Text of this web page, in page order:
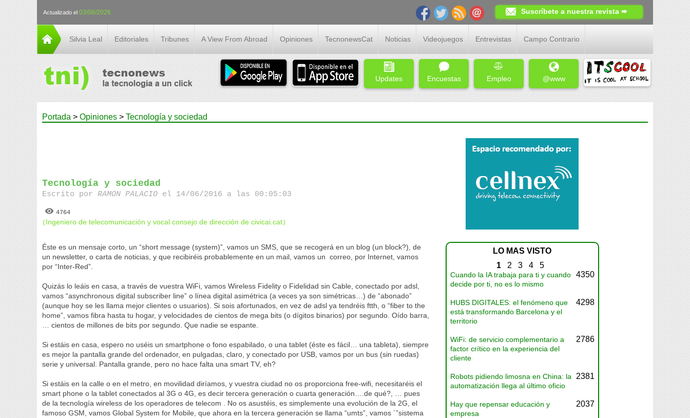
Actualizado el 03/08/2026 Suscríbete a nuestra revista ➨
Silvia Leal Editoriales Tribunes A View From Abroad Opiniones TecnonewsCat Noticias Videojuegos Entrevistas Campo Contrario
Updates Encuestas Empleo @www
Portada > Opiniones > Tecnología y sociedad
Tecnología y sociedad
Escrito porRAMON PALACIO el 14/06/2016 a las 00:05:03
4764
( Ingeniero de telecomunicación y vocal consejo de dirección de civicai.cat )
Éste es un mensaje corto, un “short message (system)”, vamos un SMS, que se recogerá en un blog (un block?), de
un newsletter, o carta de noticias, y que recibiréis probablemente en un mail, vamos un correo, por Internet, vamos
por “Inter-Red”.
Quizás lo leáis en casa, a través de vuestra WiFi, vamos Wireless Fidelity o Fidelidad sin Cable, conectado por adsl,
vamos “asynchronous digital subscriber line” o línea digital asimétrica (a veces ya son simétricas…) de “abonado”
(aunque hoy se les llama mejor clientes o usuarios). Si sois afortunados, en vez de adsl ya tendréis ftth, o “fiber to the
home”, vamos fibra hasta tu hogar, y velocidades de cientos de mega bits (o dígitos binarios) por segundo. Oído barra,
… cientos de millones de bits por segundo. Que nadie se espante.
Si estáis en casa, espero no uséis un smartphone o fono espabilado, o una tablet (éste es fácil… una tableta), siempre
es mejor la pantalla grande del ordenador, en pulgadas, claro, y conectado por USB, vamos por un bus (sin ruedas)
serie y universal. Pantalla grande, pero no hace falta una smart TV, eh?
Si estáis en la calle o en el metro, en movilidad diríamos, y vuestra ciudad no os proporciona free-wifi, necesitaréis el
smart phone o la tablet conectados al 3G o 4G, es decir tercera generación o cuarta generación….de qué?, … pues
de la tecnología wireless de los operadores de telecom . No os asustéis, es simplemente una evolución de la 2G, el
famoso GSM, vamos Global System for Mobile, que ahora en la tercera generación se llama “umts”, vamos ´”sistema
LO MAS VISTO
1 2 3 4 5
Cuando la IA trabaja para ti y cuando
decide por ti, no es lo mismo
4350
HUBS DIGITALES: el fenómeno que
está transformando Barcelona y el
territorio
4298
WiFi: de servicio complementario a
factor crítico en la experiencia del
cliente
2786
Robots pidiendo limosna en China: la
automatización llega al último oficio
2381
Hay que repensar educación y
empresa
2037